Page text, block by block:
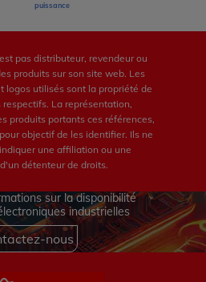
puissance
pas distributeur, revendeur ou
produits sur son site web. Les
logos utilisés sont la propriété de
La représentation,
produits portants ces références,
objectif de les identifier. Ils ne
une affiliation ou une
détenteur de droits.
sur la disponibilité
industrielles
nous